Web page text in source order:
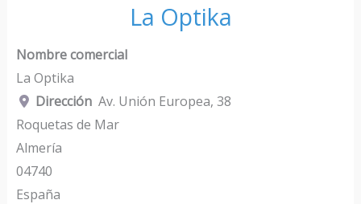
La Optika
Nombre comercial
La Optika
Dirección Av. Unión Europea, 38
Roquetas de Mar
Almería
04740
España